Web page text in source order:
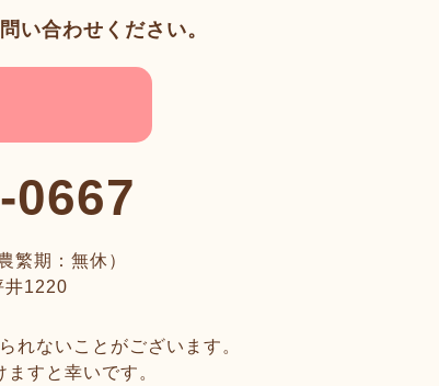
い合わせください。
0667
繁期：無休）
井1220
れないことがございます。
すと幸いです。